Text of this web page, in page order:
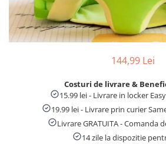
144,99 Lei
Costuri de livrare &
15.99 lei - Livrare in locker
19.99 lei - Livrare prin curier
Livrare GRATUITA - Comanda
14 zile la dispozitie